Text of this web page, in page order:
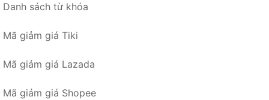
Danh sách từ khóa
Mã giảm giá Tiki
Mã giảm giá Lazada
Mã giảm giá Shopee